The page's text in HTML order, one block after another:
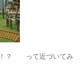
！？ って近づいてみ